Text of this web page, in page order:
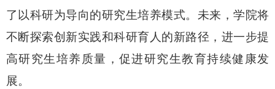
了以科研为导向的研究生培养模式。未来，学院将
不断探索创新实践和科研育人的新路径，进一步提
高研究生培养质量，促进研究生教育持续健康发
展。